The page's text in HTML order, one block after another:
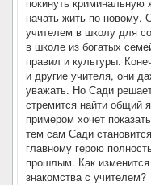
начать жить по-новому.
учителем в школу для
в школе из богатых
правил и культуры.
и другие учителя, они
уважать. Но Сади
стремится найти общий
примером хочет
тем сам Сади
главному герою
прошлым. Как
знакомства с учителем?